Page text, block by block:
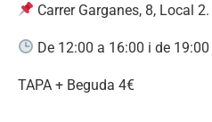
Carrer Garganes, 8, Local
De 12:00 a 16:00 i de
TAPA + Beguda 4€